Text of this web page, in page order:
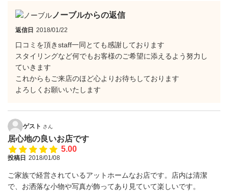
ノーブルからの返信
返信日 2018/01/22
口コミを頂きstaff一同とても感謝しております
スタイリングなど何でもお客様のご希望に添えるよう努力し
ていきます
これからもご来店のほど心よりお待ちしております
よろしくお願いいたします
ゲスト さん
居心地の良いお店です
5.00
投稿日 2018/01/08
ご家族で経営されているアットホームなお店です。店内は清潔
で、お洒落な小物や写真が飾ってあり見ていて楽しいです。